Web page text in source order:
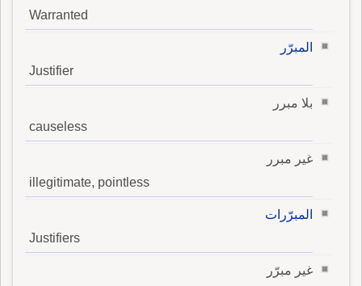
Warranted
المبرّر
Justifier
بلا مبرر
causeless
غير مبرر
illegitimate, pointless
المبرّرات
Justifiers
غير مبرّر